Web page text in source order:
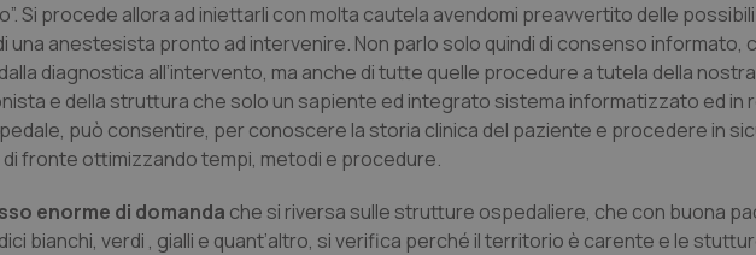
Si procede allora ad iniettarli con molta cautela avendomi preavvertito delle
una anestesista pronto ad intervenire. Non parlo solo quindi di consenso informato,
diagnostica all’intervento, ma anche di tutte quelle procedure a tutela della
e della struttura che solo un sapiente ed integrato sistema informatizzato ed in
può consentire, per conoscere la storia clinica del paziente e procedere in
fronte ottimizzando tempi, metodi e procedure.
enorme di domanda che si riversa sulle strutture ospedaliere, che con buona
bianchi, verdi , gialli e quant’altro, si verifica perché il territorio è carente e le